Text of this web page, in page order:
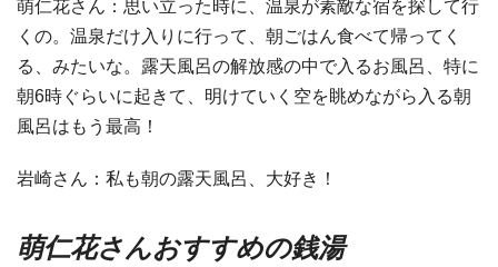
萌仁花さん：思い立った時に、温泉が素敵な宿を探して行
くの。温泉だけ入りに行って、朝ごはん食べて帰ってく
る、みたいな。露天風呂の解放感の中で入るお風呂、特に
朝6時ぐらいに起きて、明けていく空を眺めながら入る朝
風呂はもう最高！
岩崎さん：私も朝の露天風呂、大好き！
萌仁花さんおすすめの銭湯